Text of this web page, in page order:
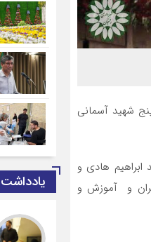
شهید آسمانی
هادی و
و آموزش و